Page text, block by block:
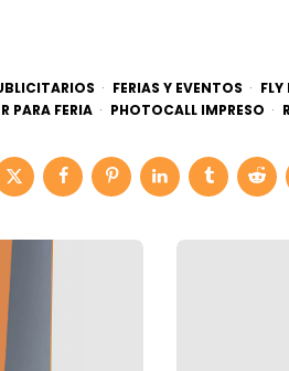
FERIAS Y EVENTOS FLY
PARA FERIA
PHOTOCALL IMPRESO